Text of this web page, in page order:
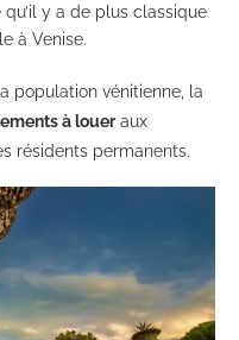
y a de plus classique
à Venise.
population vénitienne, la
à loueraux
résidents permanents.